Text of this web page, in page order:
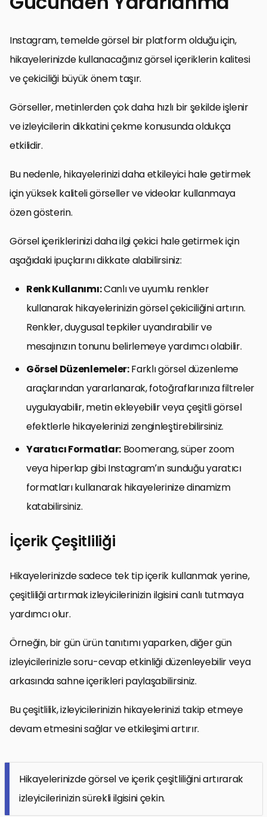
Instagram, temelde görsel bir platform olduğu için,
hikayelerinizde kullanacağınız görsel içeriklerin kalitesi
ve çekiciliği büyük önem taşır.
Görseller, metinlerden çok daha hızlı bir şekilde işlenir
ve izleyicilerin dikkatini çekme konusunda oldukça
etkilidir.
Bu nedenle, hikayelerinizi daha etkileyici hale getirmek
için yüksek kaliteli görseller ve videolar kullanmaya
özen gösterin.
Görsel içeriklerinizi daha ilgi çekici hale getirmek için
aşağıdaki ipuçlarını dikkate alabilirsiniz:
Renk Kullanımı:Canlı ve uyumlu renkler
kullanarak hikayelerinizin görsel çekiciliğini artırın.
Renkler, duygusal tepkiler uyandırabilir ve
mesajınızın tonunu belirlemeye yardımcı olabilir.
Görsel Düzenlemeler:Farklı görsel düzenleme
araçlarından yararlanarak, fotoğraflarınıza filtreler
uygulayabilir, metin ekleyebilir veya çeşitli görsel
efektlerle hikayelerinizi zenginleştirebilirsiniz.
Yaratıcı Formatlar:Boomerang, süper zoom
veya hiperlap gibi Instagram’ın sunduğu yaratıcı
formatları kullanarak hikayelerinize dinamizm
katabilirsiniz.
İçerik Çeşitliliği
Hikayelerinizde sadece tek tip içerik kullanmak yerine,
çeşitliliği artırmak izleyicilerinizin ilgisini canlı tutmaya
yardımcı olur.
Örneğin, bir gün ürün tanıtımı yaparken, diğer gün
izleyicilerinizle soru-cevap etkinliği düzenleyebilir veya
arkasında sahne içerikleri paylaşabilirsiniz.
Bu çeşitlilik, izleyicilerinizin hikayelerinizi takip etmeye
devam etmesini sağlar ve etkileşimi artırır.
Hikayelerinizde görsel ve içerik çeşitliliğini artırarak
izleyicilerinizin sürekli ilgisini çekin.